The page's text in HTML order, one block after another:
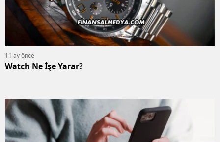
11 ay önce
Watch Ne İşe Yarar?